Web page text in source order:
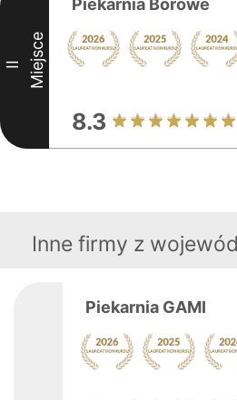
II Miejsce
Piekarnia Borowe
8.3
Inne firmy z
Piekarnia GAMI